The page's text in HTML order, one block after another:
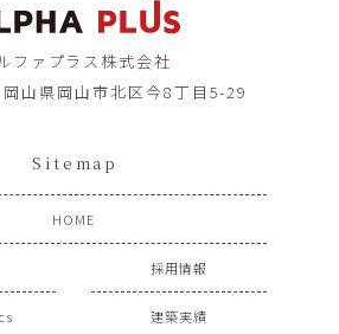
ファプラス株式会社
山県岡山市北区今8丁目5-29
Sitemap
HOME
採用情報
建築実績